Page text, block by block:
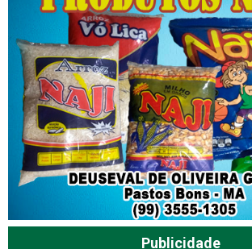
Publicidade